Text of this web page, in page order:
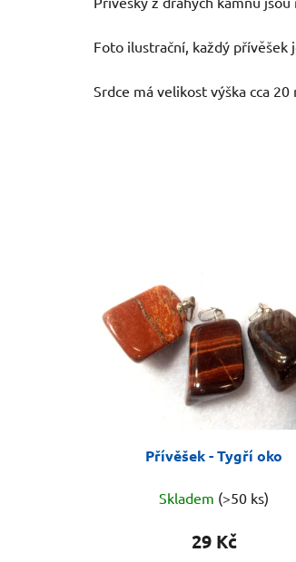
Foto ilustrační, každý přívěšek
Srdce má velikost výška cca 20
Přívěšek - Tygří oko
Skladem (>50 ks)
29 Kč